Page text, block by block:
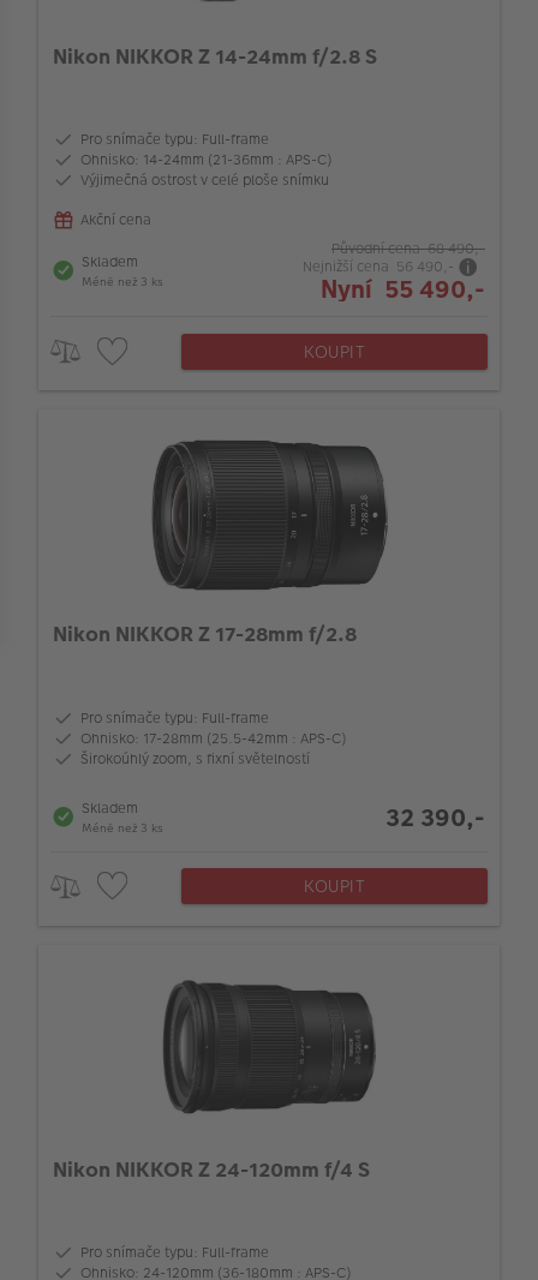
FOTO BAZAR
Fotoprodukty
Bajonet objektivu
Stabilizace obrazu v objektivu
Maximální clona (f/)
Vlastnosti objektivu
064_LensMaxMinAperture_LEN
Průměr filtru (mm)
Nikon NIKKOR Z 14-24mm f/2.8 S
Pro snímače typu: Full-frame
Ohnisko: 14-24mm (21-36mm : APS-C)
Výjimečná ostrost v celé ploše snímku
Akční cena
Skladem
Méně než 3 ks
Původní cena 68 490,-
Nejnižší cena 56 490,-
Nyní 55 490,-
KOUPIT
Nikon NIKKOR Z 17-28mm f/2.8
Pro snímače typu: Full-frame
Ohnisko: 17-28mm (25.5-42mm : APS-C)
Širokoúhlý zoom, s fixní světelností
Skladem
Méně než 3 ks 32 390,-
KOUPIT
Nikon NIKKOR Z 24-120mm f/4 S
Pro snímače typu: Full-frame
Ohnisko: 24-120mm (36-180mm : APS-C)